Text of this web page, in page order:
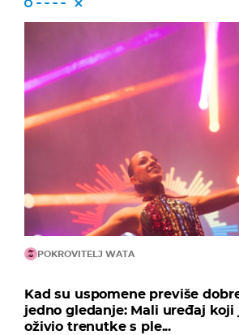
POKROVITELJ WATA
Kad su uspomene previše
jedno gledanje: Mali uređaj koji
oživio trenutke s ple...